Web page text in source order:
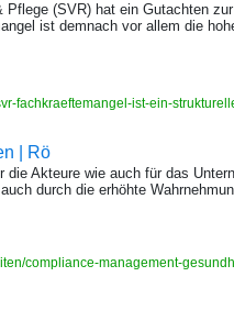
Pflege (SVR) hat ein Gutachten
ist demnach vor allem die
fachkraeftemangel-ist-ein-
| Rö
die Akteure wie auch für das
durch die erhöhte
compliance-management-